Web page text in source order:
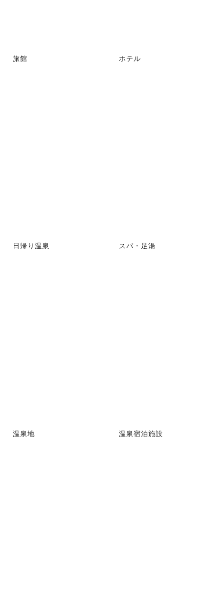
旅館 ホテル
日帰り温泉 スパ・足湯
温泉地 温泉宿泊施設